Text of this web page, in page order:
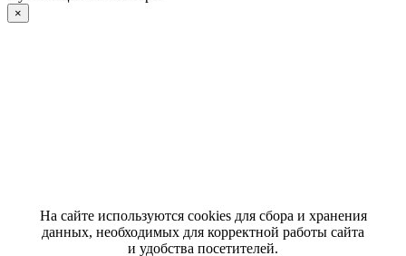
×
На сайте используются cookies для сбора и хранения
данных, необходимых для корректной работы сайта
и удобства посетителей.